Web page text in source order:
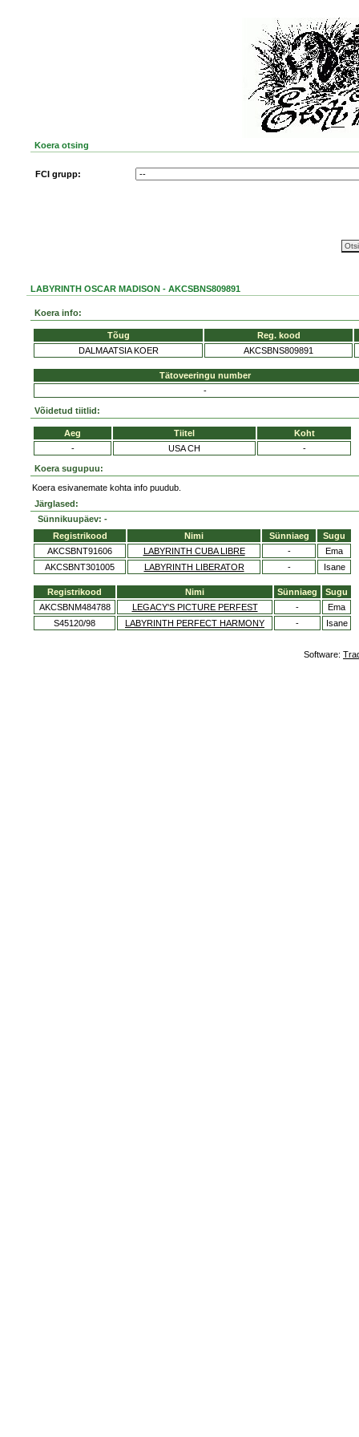
Koera otsing
FCI grupp:
LABYRINTH OSCAR MADISON - AKCSBNS809891
Koera info:
Tõug
Reg. kood
DALMAATSIA KOER
AKCSBNS809891
Tätoveeringu number
-
Võidetud tiitlid:
Aeg Tiitel
Koht
-
USA CH -
Koera sugupuu:
Koera esivanemate kohta info puudub.
Järglased:
Sünnikuupäev: -
Registrikood
Nimi Sünniaeg
Sugu
AKCSBNT91606
LABYRINTH CUBA LIBRE -
Ema
AKCSBNT301005
LABYRINTH LIBERATOR - Isane
Registrikood Nimi Sünniaeg
Sugu
AKCSBNM484788
LEGACY'S PICTURE PERFEST -
Ema
S45120/98
LABYRINTH PERFECT HARMONY - Isane
Software: